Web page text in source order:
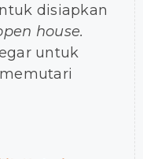
disiapkan
house.
untuk